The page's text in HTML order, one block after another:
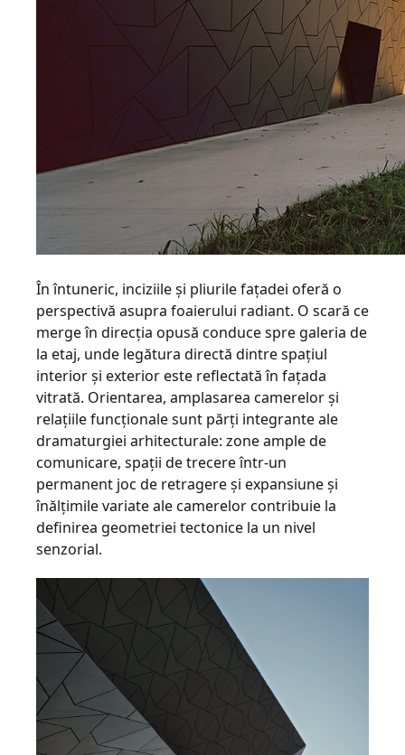
În întuneric, inciziile şi pliurile faţadei oferă o
perspectivă asupra foaierului radiant. O scară ce
merge în direcţia opusă conduce spre galeria de
la etaj, unde legătura directă dintre spaţiul
interior şi exterior este reflectată în faţada
vitrată. Orientarea, amplasarea camerelor şi
relaţiile funcţionale sunt părţi integrante ale
dramaturgiei arhitecturale: zone ample de
comunicare, spaţii de trecere într-un
permanent joc de retragere şi expansiune şi
înălţimile variate ale camerelor contribuie la
definirea geometriei tectonice la un nivel
senzorial.